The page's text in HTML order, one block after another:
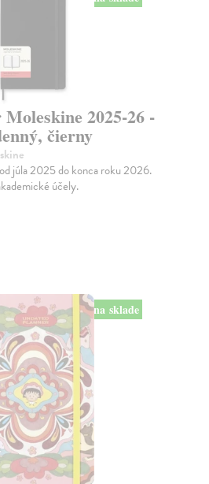
2025-26 -
čierny
júla 2025 do konca roku 2026.
účely.
na sklade